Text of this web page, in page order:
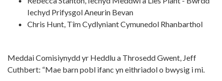
Iechyd Prifysgol Aneurin Bevan
Chris Hunt, Tîm Cydlyniant Cymunedol Rhanbarthol
Meddai Comisiynydd yr Heddlu a Throsedd Gwent, Jeff
Cuthbert: “Mae barn pobl ifanc yn eithriadol o bwysig i mi.